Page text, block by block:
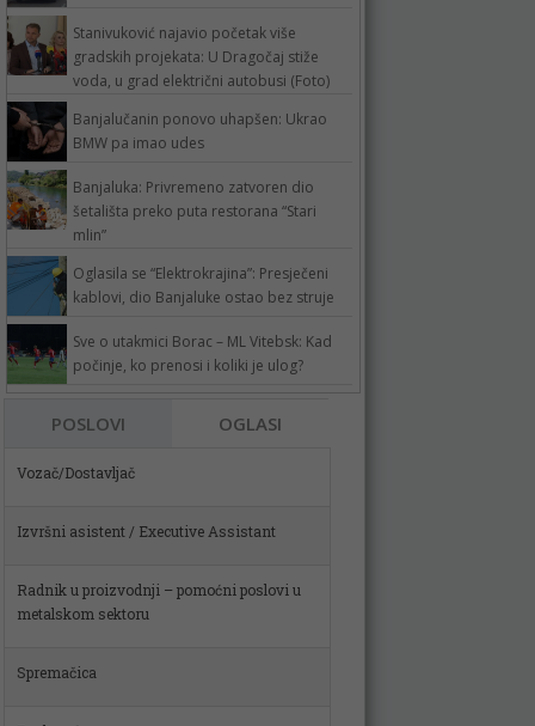
Stanivuković najavio početak više
gradskih projekata: U Dragočaj stiže
voda, u grad električni autobusi (Foto)
Banjalučanin ponovo uhapšen: Ukrao
BMW pa imao udes
Banjaluka: Privremeno zatvoren dio
šetališta preko puta restorana “Stari
mlin”
Oglasila se “Elektrokrajina”: Presječeni
kablovi, dio Banjaluke ostao bez struje
Sve o utakmici Borac – ML Vitebsk: Kad
počinje, ko prenosi i koliki je ulog?
POSLOVI OGLASI
Vozač/Dostavljač
Izvršni asistent / Executive Assistant
Radnik u proizvodnji – pomoćni poslovi u
Spremačica
Poslovođa